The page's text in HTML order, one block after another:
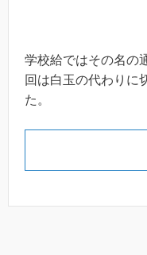
学校給ではその名の
回は白玉の代わりに
た。